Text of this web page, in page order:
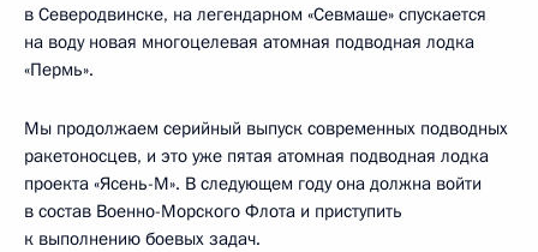
в Северодвинске, на легендарном «Севмаше» спускается
на воду новая многоцелевая атомная подводная лодка
«Пермь».
Мы продолжаем серийный выпуск современных подводных
ракетоносцев, и это уже пятая атомная подводная лодка
проекта «Ясень-М». В следующем году она должна войти
в состав Военно-Морского Флота и приступить
к выполнению боевых задач.